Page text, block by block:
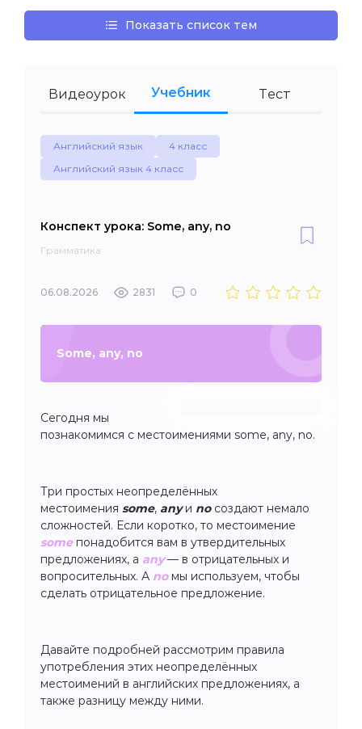
Показать список тем
Видеоурок Учебник Тест
Английский язык
4 класс
Английский язык 4 класс
Конспект урока: Some, any, no
Грамматика
06.08.2026 2831 0
Some, any, no
Сегодня мы
познакомимся с местоимениями some, any, no.
Три простых неопределённых
местоимения some, anyи no создают немало
сложностей. Если коротко, то местоимение
someпонадобится вам в утвердительных
предложениях, а any— в отрицательных и
вопросительных. А noмы используем, чтобы
сделать отрицательное предложение.
Давайте подробней рассмотрим правила
употребления этих неопределённых
местоимений в английских предложениях, а
также разницу между ними.